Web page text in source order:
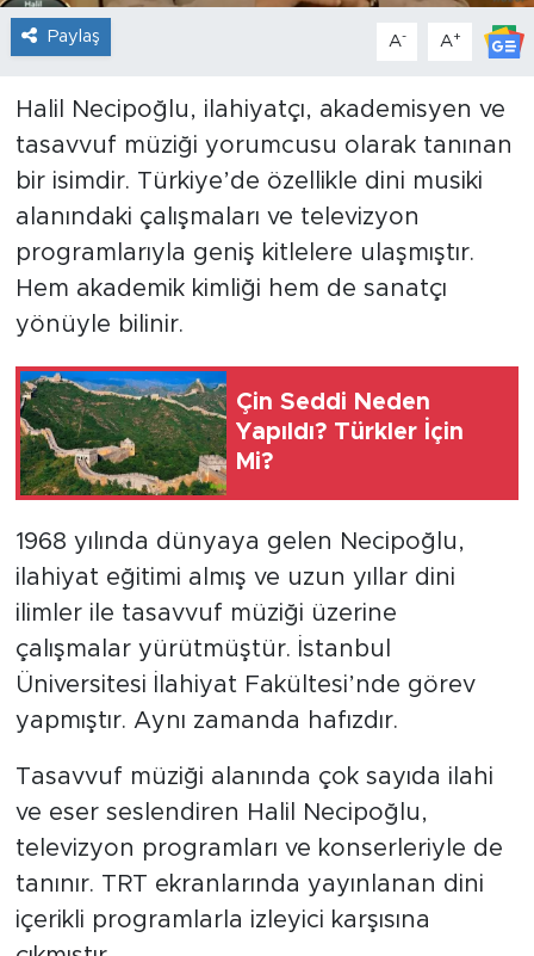
Paylaş A- A+
Halil Necipoğlu, ilahiyatçı, akademisyen ve
tasavvuf müziği yorumcusu olarak tanınan
bir isimdir. Türkiye’de özellikle dini musiki
alanındaki çalışmaları ve televizyon
programlarıyla geniş kitlelere ulaşmıştır.
Hem akademik kimliği hem de sanatçı
yönüyle bilinir.
Çin Seddi Neden
Yapıldı? Türkler İçin
Mi?
1968 yılında dünyaya gelen Necipoğlu,
ilahiyat eğitimi almış ve uzun yıllar dini
ilimler ile tasavvuf müziği üzerine
çalışmalar yürütmüştür. İstanbul
Üniversitesi İlahiyat Fakültesi’nde görev
yapmıştır. Aynı zamanda hafızdır.
Tasavvuf müziği alanında çok sayıda ilahi
ve eser seslendiren Halil Necipoğlu,
televizyon programları ve konserleriyle de
tanınır. TRT ekranlarında yayınlanan dini
içerikli programlarla izleyici karşısına